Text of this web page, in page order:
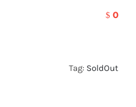
$ 0
Tag: SoldOut